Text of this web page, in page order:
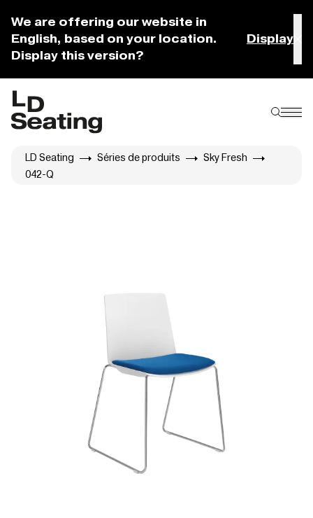
We are offering our website in
English, based on your location.
Display this version?
Display
LD Seating Séries de produits
Sky Fresh
042-Q